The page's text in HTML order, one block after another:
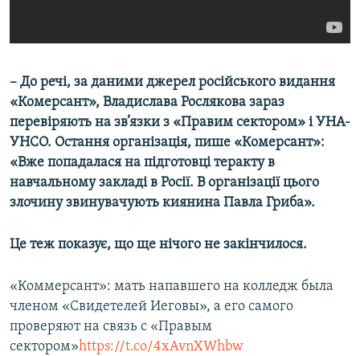
– До речі, за даними джерел російського видання
«Комерсант», Владислава Рослякова зараз
перевіряють на зв’язки з «Правим сектором» і УНА-
УНСО. Остання організація, пише «Комерсант»:
«Вже попадалася на підготовці теракту в
навчальному закладі в Росії. В організації цього
злочину звинувачують киянина Павла Гриба».
Це теж показує, що ще нічого не закінчилося.
«Коммерсант»: мать напавшего на колледж была
членом «Свидетелей Иеговы», а его самого
проверяют на связь с «Правым
сектором»https://t.co/4xAvnXWhbw